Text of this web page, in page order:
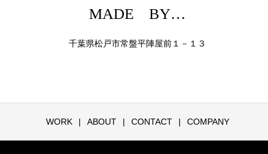
MADE BY…
千葉県松戸市常盤平陣屋前１－１３
WORK ABOUT CONTACT COMPANY